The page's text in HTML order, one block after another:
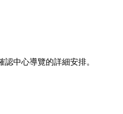
中心導覽的詳細安排。